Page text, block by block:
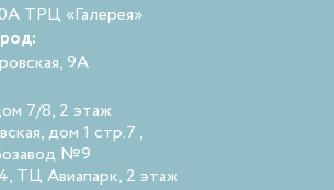
ТРЦ «Галерея»
9А
7/8, 2 этаж
дом 1 стр.7 ,
№9
ТЦ Авиапарк, 2 этаж